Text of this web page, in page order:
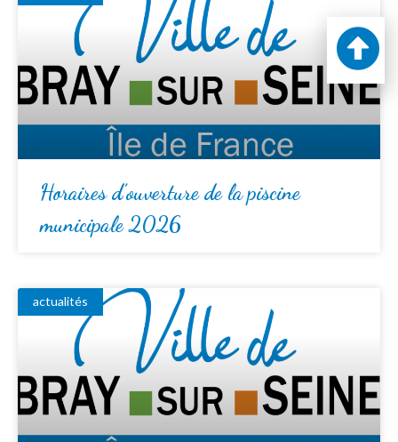
Horaires d’ouverture de la piscine
municipale 2026
actualités